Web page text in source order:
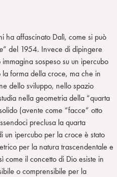
ha affascinato Dalì, come si può
” del 1954. Invece di dipingere
sospeso su un ipercubo
la forma della croce, ma che in
dello sviluppo, nello spazio
nella geometria della “quarta
(avente come “facce” otto
preclusa la quarta
un ipercubo per la croce è stato
per la natura trascendentale e
come il concetto di Dio esiste in
o comprensibile per la